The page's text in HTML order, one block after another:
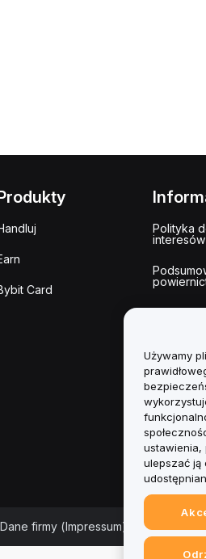
Card
Polityka
interesów
Dane firmy (Impressum) Centrum
Używamy
ustawienia,
ulepszać ją